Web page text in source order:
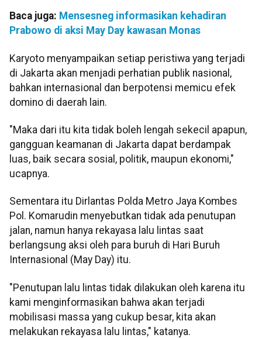
Baca juga: Mensesneg informasikan kehadiran
Prabowo di aksi May Day kawasan Monas
Karyoto menyampaikan setiap peristiwa yang terjadi
di Jakarta akan menjadi perhatian publik nasional,
bahkan internasional dan berpotensi memicu efek
domino di daerah lain.
"Maka dari itu kita tidak boleh lengah sekecil apapun,
gangguan keamanan di Jakarta dapat berdampak
luas, baik secara sosial, politik, maupun ekonomi,"
ucapnya.
Sementara itu Dirlantas Polda Metro Jaya Kombes
Pol. Komarudin menyebutkan tidak ada penutupan
jalan, namun hanya rekayasa lalu lintas saat
berlangsung aksi oleh para buruh di Hari Buruh
Internasional (May Day) itu.
"Penutupan lalu lintas tidak dilakukan oleh karena itu
kami menginformasikan bahwa akan terjadi
mobilisasi massa yang cukup besar, kita akan
melakukan rekayasa lalu lintas," katanya.